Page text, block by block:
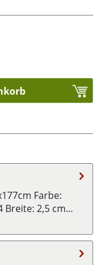
Farbe:
Breite: 2,5 cm...